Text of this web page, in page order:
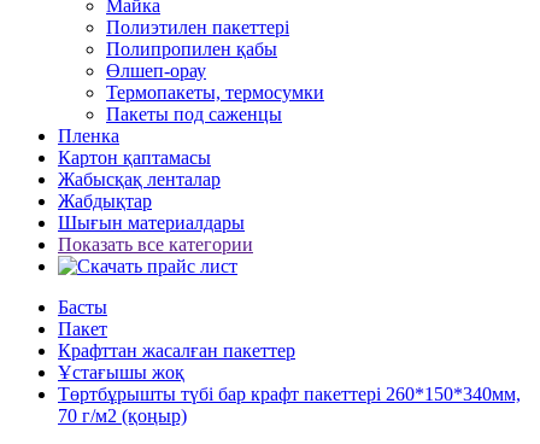
Майка
Полиэтилен пакеттері
Полипропилен қабы
Өлшеп-орау
Термопакеты, термосумки
Пакеты под саженцы
Пленка
Картон қаптамасы
Жабысқақ ленталар
Жабдықтар
Шығын материалдары
Показать все категории
Басты
Пакет
Крафттан жасалған пакеттер
Ұстағышы жоқ
Төртбұрышты түбі бар крафт пакеттері 260*150*340мм,
70 г/м2 (қоңыр)